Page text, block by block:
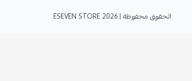
الحقوق محفوظة | 2026 ESEVEN STORE